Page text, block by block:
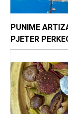
PUNIME
PJETER